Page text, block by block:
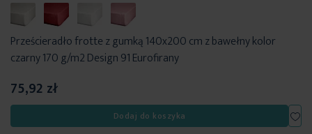
Prześcieradło frotte z gumką 140x200 cm z bawełny kolor
czarny 170 g/m2 Design 91 Eurofirany
75,92 zł
Dodaj do koszyka